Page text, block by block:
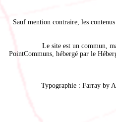
Sauf mention contraire, les
Le site est un commun,
PointCommuns , hébergé par le
Typographie : Farray by